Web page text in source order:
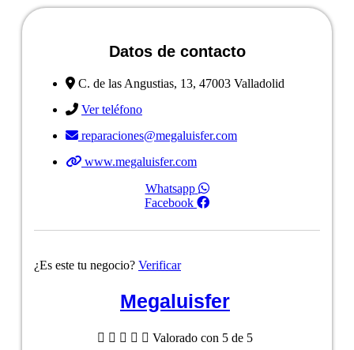
Datos de contacto
C. de las Angustias, 13, 47003 Valladolid
Ver teléfono
reparaciones@megaluisfer.com
www.megaluisfer.com
Whatsapp
Facebook
¿Es este tu negocio? Verificar
Megaluisfer
     Valorado con 5 de 5